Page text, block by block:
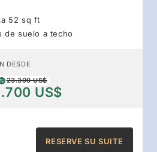
52 sq ft
de suelo a techo
DESDE
23.300 US$
US$
RESERVE SU SUITE